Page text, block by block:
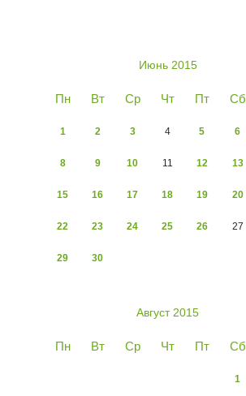
Июнь 2015
Пн Вт Ср Чт Пт Сб
1 2 3 4 5 6
8 9 10 11 12 13
15 16 17 18 19 20
22 23 24 25 26 27
29 30
Август 2015
Пн Вт Ср Чт Пт Сб
1